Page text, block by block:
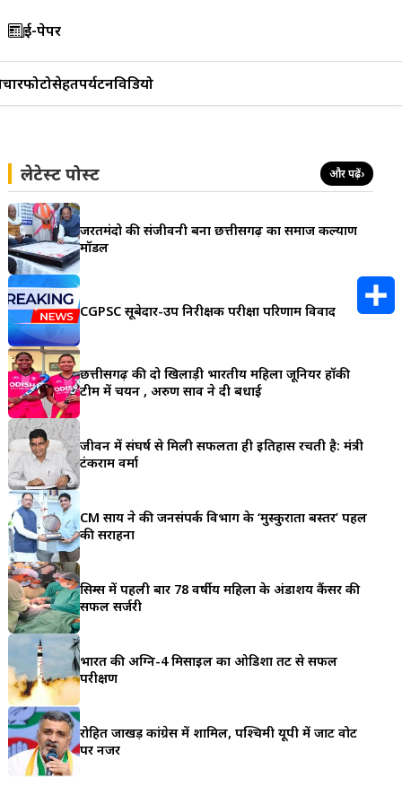
ई-पेपर
फोटोसेहतपर्यटनविडियो
लेटेस्ट पोस्ट और पढ़ें›
जरूरतमंदो की संजीवनी बना छत्तीसगढ़ का समाज कल्याण
मॉडल
CGPSC सूबेदार-उप निरीक्षक परीक्षा परिणाम विवाद
छत्तीसगढ़ की दो खिलाड़ी भारतीय महिला जूनियर हॉकी
टीम में चयन , अरुण साव ने दी बधाई
जीवन में संघर्ष से मिली सफलता ही इतिहास रचती है: मंत्री
टंकराम वर्मा
CM साय ने की जनसंपर्क विभाग के ‘मुस्कुराता बस्तर’ पहल
की सराहना
सिम्स में पहली बार 78 वर्षीय महिला के अंडाशय कैंसर की
सफल सर्जरी
भारत की अग्नि-4 मिसाइल का ओडिशा तट से सफल
परीक्षण
रोहित जाखड़ कांग्रेस में शामिल, पश्चिमी यूपी में जाट वोट
पर नजर
r